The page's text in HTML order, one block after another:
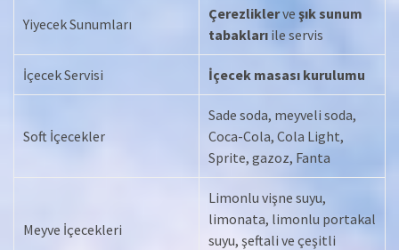
Yiyecek Sunumları
Çerezliklerve şık sunum
tabakları ile servis
İçecek Servisi İçecek masası kurulumu
Soft İçecekler
Sade soda, meyveli soda,
Coca-Cola, Cola Light,
Sprite, gazoz, Fanta
Meyve İçecekleri
Limonlu vişne suyu,
limonata, limonlu portakal
suyu, şeftali ve çeşitli